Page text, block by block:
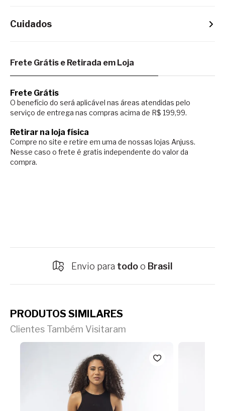
Cuidados
Frete Grátis e Retirada em Loja
Frete Grátis
O benefício do será aplicável nas áreas atendidas pelo
serviço de entrega nas compras acima de R$ 199,99.
Retirar na loja física
Compre no site e retire em uma de nossas lojas Anjuss.
Nesse caso o frete é gratis independente do valor da
compra.
Envio para todoo Brasil
PRODUTOS SIMILARES
Clientes Também Visitaram